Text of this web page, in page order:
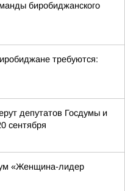
биробиджанского
требуются:
депутатов Госдумы и
сентября
«Женщина-лидер